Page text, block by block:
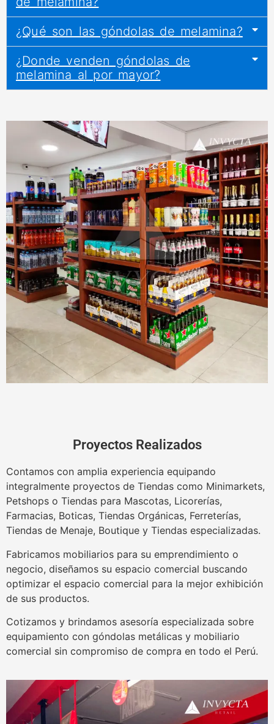
¿Qué son las góndolas de melamina?
¿Donde venden góndolas de
melamina al por mayor?
Proyectos Realizados
Contamos con amplia experiencia equipando
integralmente proyectos de Tiendas como Minimarkets,
Petshops o Tiendas para Mascotas, Licorerías,
Farmacias, Boticas, Tiendas Orgánicas, Ferreterías,
Tiendas de Menaje, Boutique y Tiendas especializadas.
Fabricamos mobiliarios para su emprendimiento o
negocio, diseñamos su espacio comercial buscando
optimizar el espacio comercial para la mejor exhibición
de sus productos.
Cotizamos y brindamos asesoría especializada sobre
equipamiento con góndolas metálicas y mobiliario
comercial sin compromiso de compra en todo el Perú.